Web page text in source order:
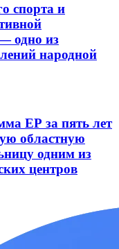
спорта и
одно из
народной
ЕР за пять лет
областную
одним из
центров